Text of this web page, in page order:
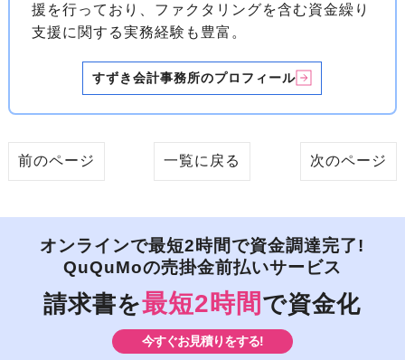
援を行っており、ファクタリングを含む資金繰り
支援に関する実務経験も豊富。
すずき会計事務所のプロフィール
前のページ 一覧に戻る 次のページ
オンラインで最短2時間で資金調達完了!
QuQuMoの売掛金前払いサービス
請求書を最短2時間 で資金化
今すぐお見積りをする!